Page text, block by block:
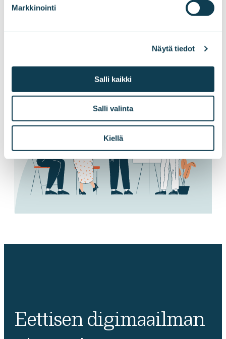
Markkinointi
Näytä tiedot
Salli kaikki
Salli valinta
Kiellä
Haluatko kuulla uutisemme ensimmäisenä?
Tilaa tiedotteet
Eettisen digimaailman